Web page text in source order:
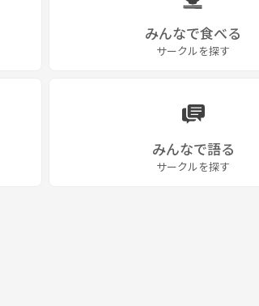
みんなで食べる
サークルを探す
みんなで語る
サークルを探す